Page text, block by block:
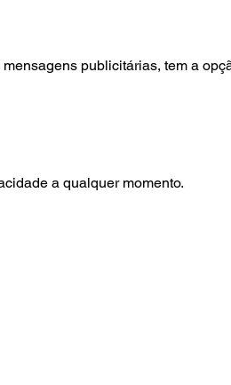
publicitárias, tem a
a qualquer momento.